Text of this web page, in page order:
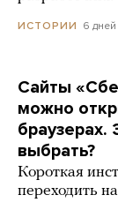
ИСТОРИИ 6
Сайты
можно
браузерах.
выбрать?
Короткая
переходить